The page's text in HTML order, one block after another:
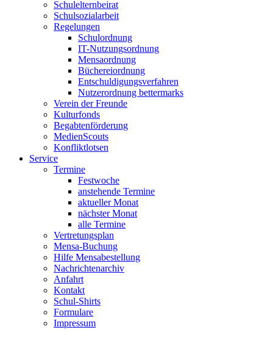
Schulelternbeirat
Schulsozialarbeit
Regelungen
Schulordnung
IT-Nutzungsordnung
Mensaordnung
Büchereiordnung
Entschuldigungsverfahren
Nutzerordnung bettermarks
Verein der Freunde
Kulturfonds
Begabtenförderung
MedienScouts
Konfliktlotsen
Service
Termine
Festwoche
anstehende Termine
aktueller Monat
nächster Monat
alle Termine
Vertretungsplan
Mensa-Buchung
Hilfe Mensabestellung
Nachrichtenarchiv
Anfahrt
Kontakt
Schul-Shirts
Formulare
Impressum